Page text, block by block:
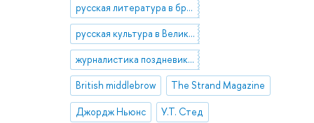
русская литература в британской периодике
русская культура в Великобритании
журналистика поздневикторианской Англии
British middlebrow The Strand Magazine
Джордж Ньюнс У.Т. Стед